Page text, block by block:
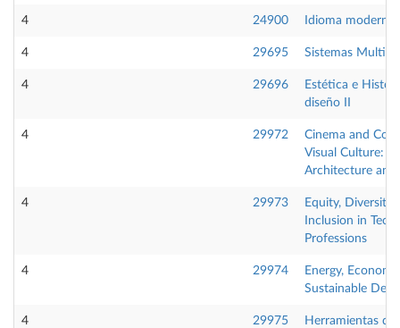
4 24900 Idioma moderno
4 29695 Sistemas
4 29696
Estética e
diseño II
4 29972
Cinema and
Visual Culture:
Architecture and
4 29973
Equity, Diversity
Inclusion in
Professions
4 29974
Energy,
Sustainable
4 29975
Herramientas de